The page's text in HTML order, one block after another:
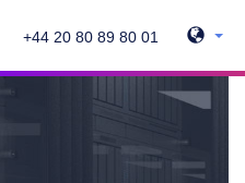
+44 20 80 89 80 01